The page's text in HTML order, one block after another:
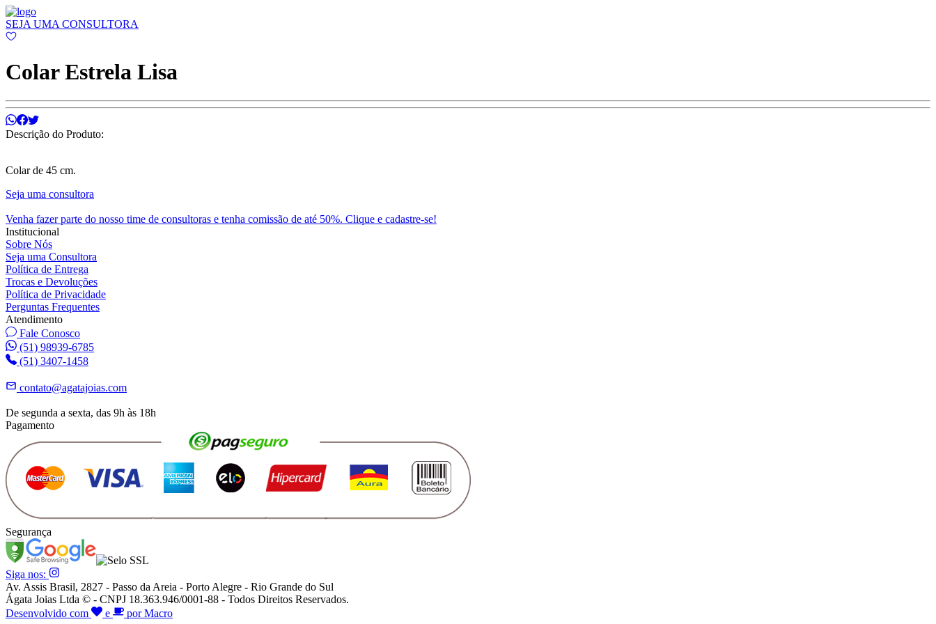
SEJA UMA CONSULTORA
Colar Estrela Lisa
Descrição do Produto:
Colar de 45 cm.
Seja uma consultora
Venha fazer parte do nosso time de consultoras e tenha comissão de até 50%. Clique e cadastre-se!
Institucional
Sobre Nós
Seja uma Consultora
Política de Entrega
Trocas e Devoluções
Política de Privacidade
Perguntas Frequentes
Atendimento
Fale Conosco
(51) 98939-6785
(51) 3407-1458
contato@agatajoias.com
De segunda a sexta, das 9h às 18h
Pagamento
Segurança
Siga nos:
Av. Assis Brasil, 2827 - Passo da Areia - Porto Alegre - Rio Grande do Sul
Ágata Joias Ltda © - CNPJ 18.363.946/0001-88 - Todos Direitos Reservados.
Desenvolvido com
e por Macro